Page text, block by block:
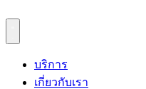
บริการ
เกี่ยวกับเรา